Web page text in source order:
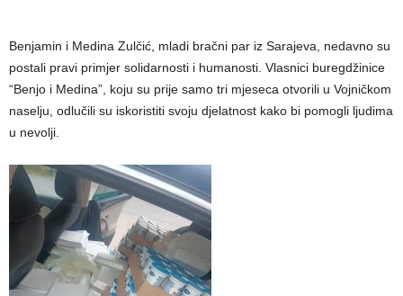
Benjamin i Medina Zulčić, mladi bračni par iz Sarajeva, nedavno su
postali pravi primjer solidarnosti i humanosti. Vlasnici buregdžinice
“Benjo i Medina”, koju su prije samo tri mjeseca otvorili u Vojničkom
naselju, odlučili su iskoristiti svoju djelatnost kako bi pomogli ljudima
u nevolji.